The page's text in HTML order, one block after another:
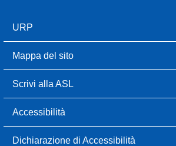
URP
Mappa del sito
Scrivi alla ASL
Accessibilità
Dichiarazione di Accessibilità